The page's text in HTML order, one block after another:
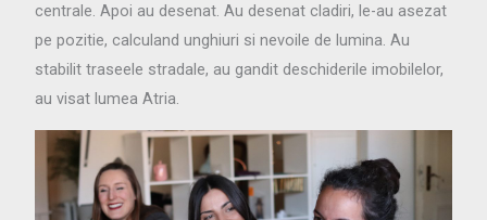
centrale. Apoi au desenat. Au desenat cladiri, le-au asezat
pe pozitie, calculand unghiuri si nevoile de lumina. Au
stabilit traseele stradale, au gandit deschiderile imobilelor,
au visat lumea Atria.